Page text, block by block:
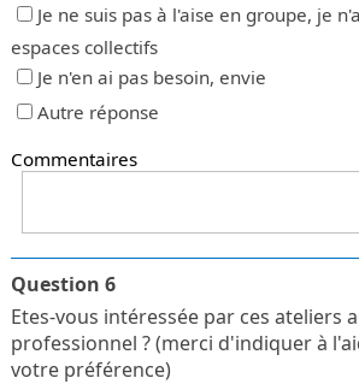
Je ne suis pas à l'aise en groupe, je
espaces collectifs
Je n'en ai pas besoin, envie
Autre réponse
Commentaires
Question 6
Etes-vous intéressée par ces ateliers
professionnel ? (merci d'indiquer à
votre préférence)